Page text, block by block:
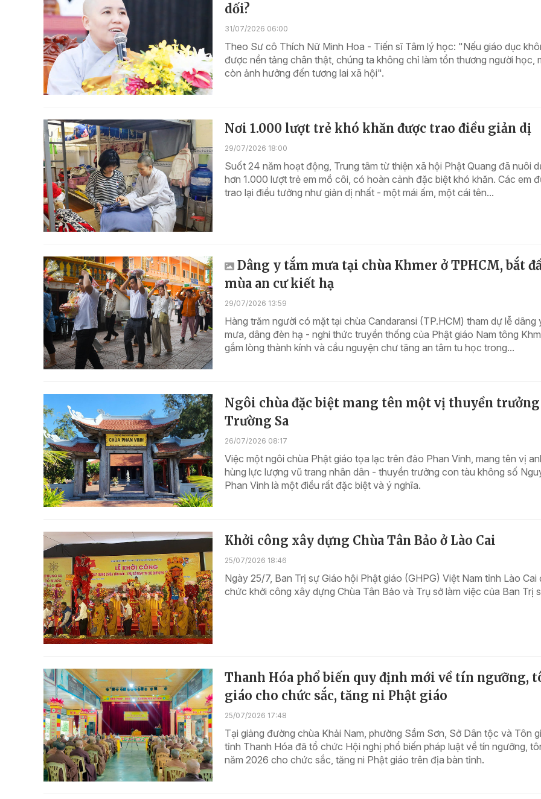
dối?
31/07/2026 06:00
Theo Sư cô Thích Nữ Minh Hoa - Tiến sĩ Tâm lý học: "Nếu giáo dục
được nền tảng chân thật, chúng ta không chỉ làm tổn thương người học,
còn ảnh hưởng đến tương lai xã hội".
Nơi 1.000 lượt trẻ khó khăn được trao điều giản dị
29/07/2026 18:00
Suốt 24 năm hoạt động, Trung tâm từ thiện xã hội Phật Quang đã nuôi
hơn 1.000 lượt trẻ em mồ côi, có hoàn cảnh đặc biệt khó khăn. Các em
trao lại điều tưởng như giản dị nhất - một mái ấm, một cái tên...
Dâng y tắm mưa tại chùa Khmer ở TPHCM, bắt
mùa an cư kiết hạ
29/07/2026 13:59
Hàng trăm người có mặt tại chùa Candaransi (TP.HCM) tham dự lễ dâng
mưa, dâng đèn hạ - nghi thức truyền thống của Phật giáo Nam tông
gắm lòng thành kính và cầu nguyện chư tăng an tâm tu học trong...
Ngôi chùa đặc biệt mang tên một vị thuyền trưởng
Trường Sa
26/07/2026 08:17
Việc một ngôi chùa Phật giáo tọa lạc trên đảo Phan Vinh, mang tên vị
hùng lực lượng vũ trang nhân dân - thuyền trưởng con tàu không số
Phan Vinh là một điều rất đặc biệt và ý nghĩa.
Khởi công xây dựng Chùa Tân Bảo ở Lào Cai
25/07/2026 18:46
Ngày 25/7, Ban Trị sự Giáo hội Phật giáo (GHPG) Việt Nam tỉnh Lào Cai
chức khởi công xây dựng Chùa Tân Bảo và Trụ sở làm việc của Ban Trị
Thanh Hóa phổ biến quy định mới về tín ngưỡng,
giáo cho chức sắc, tăng ni Phật giáo
25/07/2026 17:48
Tại giảng đường chùa Khải Nam, phường Sầm Sơn, Sở Dân tộc và Tôn
tỉnh Thanh Hóa đã tổ chức Hội nghị phổ biến pháp luật về tín ngưỡng,
năm 2026 cho chức sắc, tăng ni Phật giáo trên địa bàn tỉnh.